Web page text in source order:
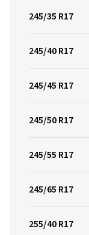
245/35 R17
245/40 R17
245/45 R17
245/50 R17
245/55 R17
245/65 R17
255/40 R17